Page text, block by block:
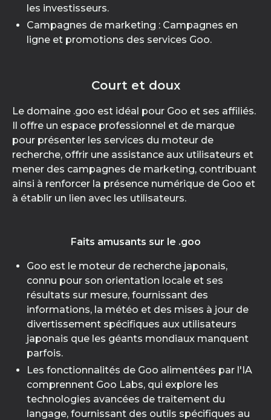
les investisseurs.
Campagnes de marketing : Campagnes en
ligne et promotions des services Goo.
Court et doux
Le domaine .goo est idéal pour Goo et ses affiliés.
Il offre un espace professionnel et de marque
pour présenter les services du moteur de
recherche, offrir une assistance aux utilisateurs et
mener des campagnes de marketing, contribuant
ainsi à renforcer la présence numérique de Goo et
à établir un lien avec les utilisateurs.
Faits amusants sur le .goo
Goo est le moteur de recherche japonais,
connu pour son orientation locale et ses
résultats sur mesure, fournissant des
informations, la météo et des mises à jour de
divertissement spécifiques aux utilisateurs
japonais que les géants mondiaux manquent
parfois.
Les fonctionnalités de Goo alimentées par l'IA
comprennent Goo Labs, qui explore les
technologies avancées de traitement du
langage, fournissant des outils spécifiques au